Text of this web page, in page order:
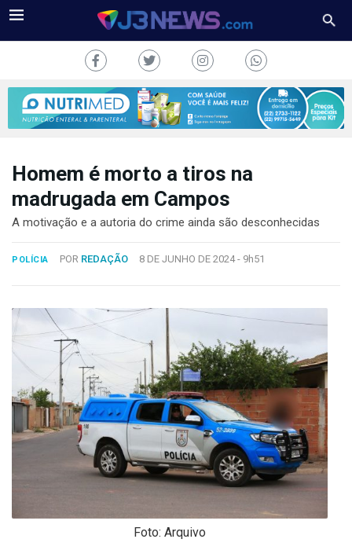
COLUNAS
FALE
Copyright
2024
Desenvolvido
Hesea
Tecnologia
Homem é morto a tiros na
madrugada em Campos
A motivação e a autoria do crime ainda são desconhecidas
POLÍCIA POR REDAÇÃO 8 DE JUNHO DE 2024 - 9h51
Foto: Arquivo